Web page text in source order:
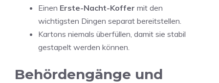
Einen Erste-Nacht-Koffer mit den
wichtigsten Dingen separat bereitstellen.
Kartons niemals überfüllen, damit sie stabil
gestapelt werden können.
Behördengänge und